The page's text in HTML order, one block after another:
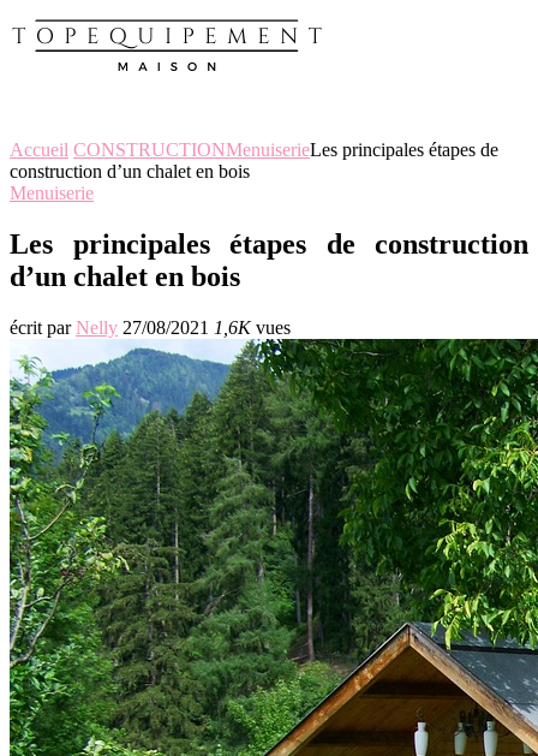
Accueil CONSTRUCTIONMenuiserieLes principales étapes de
construction d’un chalet en bois
Menuiserie
Les principales étapes de construction
d’un chalet en bois
écrit parNelly 27/08/2021 1,6Kvues